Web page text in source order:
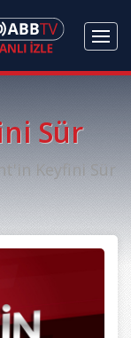
Sür
Keyfini Sür